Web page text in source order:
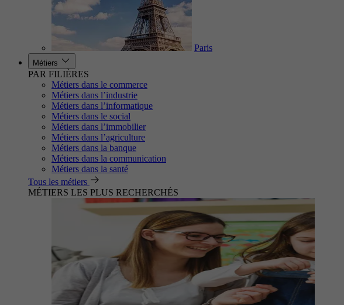
Paris
Métiers
PAR FILIÈRES
Métiers dans le commerce
Métiers dans l’industrie
Métiers dans l’informatique
Métiers dans le social
Métiers dans l’immobilier
Métiers dans l’agriculture
Métiers dans la banque
Métiers dans la communication
Métiers dans la santé
Tous les métiers
MÉTIERS LES PLUS RECHERCHÉS